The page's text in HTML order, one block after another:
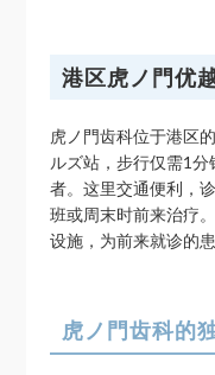
港区虎ノ門优
虎ノ門齿科位于港区
ルズ站，步行仅需1
者。这里交通便利，
班或周末时前来治疗
设施，为前来就诊的
虎ノ門齿科的